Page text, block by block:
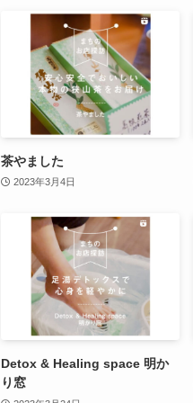
茶やました
2023年3月4日
Detox & Healing space 明か
り窓